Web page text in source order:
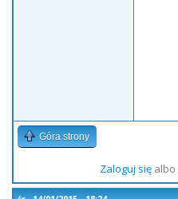
Góra strony
Zaloguj sięalbo